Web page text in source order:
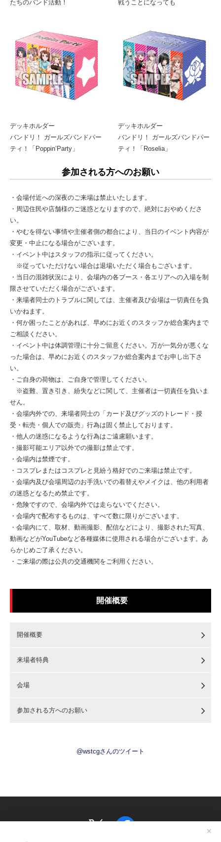
✕
たちのバンド活動！
戦うことになっても
デッキホルダー
バンドリ！ ガールズバンドパー
ティ！「Poppin’Party」
デッキホルダー
バンドリ！ ガールズバンドパー
ティ！「Roselia」
参加される方へのお願い
・会場付近への深夜のご来場は禁止いたします。
・周辺住民や店舗様のご迷惑となりますので、絶対におやめくださ
い。
・やむを得ない事情や主催者側の都合により、当日のイベント内容が
変更・中止になる場合がございます。
・イベント中はスタッフの指示に従ってください。
※従っていただけない場合は退場いただく場合もございます。
・当日の混雑状況により、会場内の各ブース・各エリアへの入場を制
限させていただく場合がございます。
・来場者同士のトラブルに関しては、主催者及び会場は一切責任を負
いかねます。
・何か困ったことがあれば、早めにお近くのスタッフか総合案内まで
ご相談ください。
・イベント中は体調管理に十分ご留意ください。万が一気分が悪くな
った場合は、早めにお近くのスタッフか総合案内までお申し出下さ
い。
・ご自身の荷物は、ご自身で管理してください。
※盗難、置き引き、紛失などに関して、主催者は一切責任を負いま
せん。
・会場内外での、来場者同士の「カード及びグッズのトレード・授
受・転売・個人での販売」行為は固く禁止しております。
・他人の迷惑になるような行為はご遠慮願います。
・撮影可能エリア以外での撮影は禁止です。
・会場内は禁煙です。
・コスプレまたはコスプレと見紛う格好でのご来場は禁止です。
・会場内及び会場周辺のお手洗いでの着替えやメイクは、他の利用者
の迷惑となるため禁止です。
・危険ですので、会場内外では走らないでください。
・会場内で配布するものは、すべて数に限りがございます。
・会場内にて、取材、動画撮影、配信などにより、撮影された写真、
動画などがYouTubeなど各種媒体に使用される場合がございます。あ
らかじめご了承ください。
・ご来場の際は公共の交通機関をご利用ください。
開催概要
開催概要
来場者特典
会場
参加される方へのお願い
@wstcgさんのツイート